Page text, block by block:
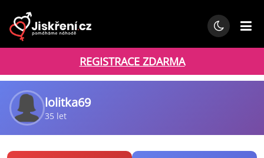
REGISTRACE ZDARMA
lolitka69
35 let